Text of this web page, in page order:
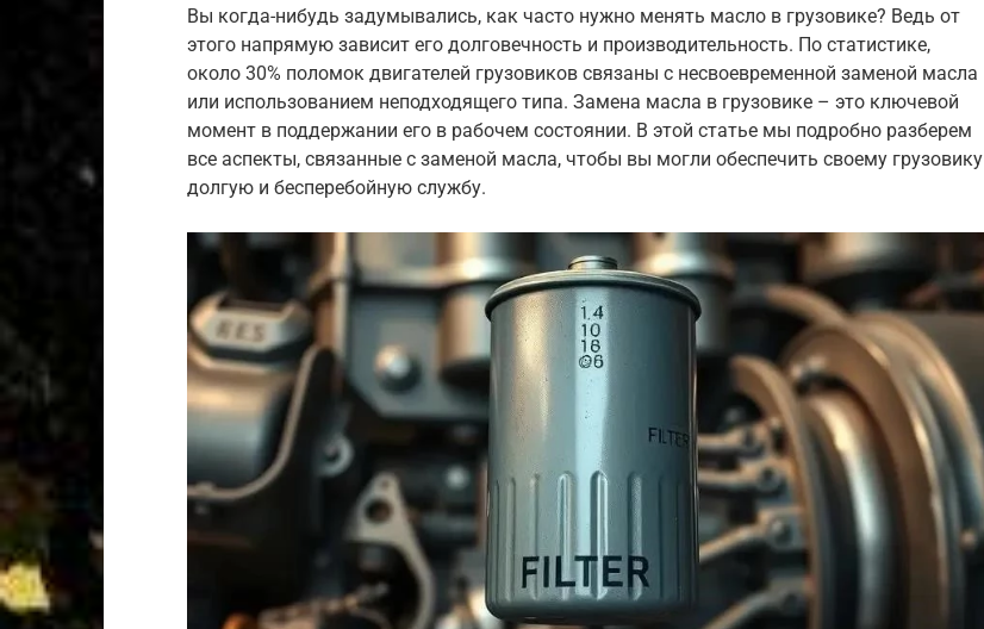
Вы когда-нибудь задумывались, как часто нужно менять масло в грузовике? Ведь от
этого напрямую зависит его долговечность и производительность. По статистике,
около 30% поломок двигателей грузовиков связаны с несвоевременной заменой масла
или использованием неподходящего типа. Замена масла в грузовике – это ключевой
момент в поддержании его в рабочем состоянии. В этой статье мы подробно разберем
все аспекты, связанные с заменой масла, чтобы вы могли обеспечить своему грузовику
долгую и бесперебойную службу.